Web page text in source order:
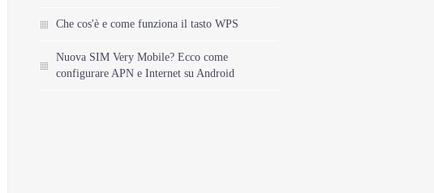
Che cos'è e come funziona il tasto WPS
Nuova SIM Very Mobile? Ecco come
configurare APN e Internet su Android